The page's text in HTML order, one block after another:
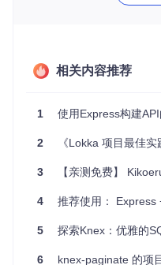
创建一个简单的后端服
设计一个微服务架构中的
去ORM化 - 使用Knex
制力，使您能清晰地
模块化设计- 通过分离
Migrations & Seeds-
简单的关系建模- 展示
相关内容推荐
1 使用Express构建
2 《Lokka 项目最佳实
3 【亲测免费】
4 推荐使用： Express
5 探索Knex：优雅的
6 knex-paginate 的项